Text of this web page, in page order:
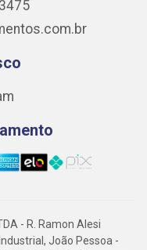
- R. Ramon Alesi
João Pessoa -